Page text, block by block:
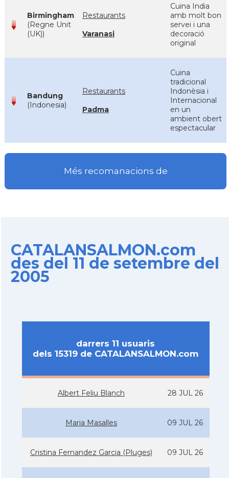
Birmingham
(Regne Unit
(UK))
Restaurants
Varanasi
Cuina India
amb molt bon
servei i una
decoració
original
Bandung
(Indonesia)
Restaurants
Padma
Cuina
tradicional
Indonèsia i
Internacional
en un
ambient obert
espectacular
Més recomanacions de
CATALANSALMON.com
des del 11 de setembre del
2005
darrers 11 usuaris
dels 15319 de CATALANSALMON.com
Albert Feliu Blanch 28 JUL 26
Maria Masalles 09 JUL 26
Cristina Fernandez Garcia (Pluges) 09 JUL 26